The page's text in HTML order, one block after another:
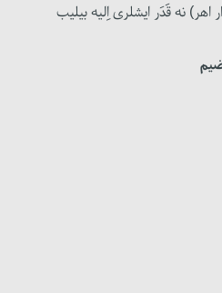
اهر) نه قَدَر ایشلری اِلیه بیلیب